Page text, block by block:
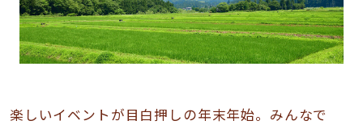
楽しいイベントが目白押しの年末年始。みんなで